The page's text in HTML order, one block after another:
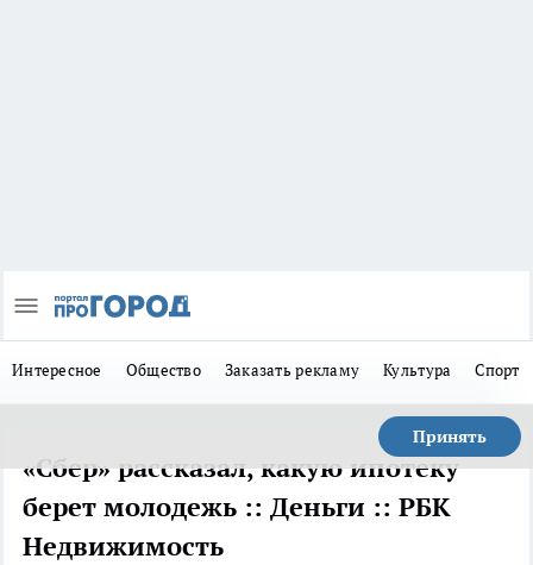
Интересное Общество Заказать рекламу Культура Спорт
Принять
«Сбер» рассказал, какую ипотеку
берет молодежь :: Деньги :: РБК
Недвижимость